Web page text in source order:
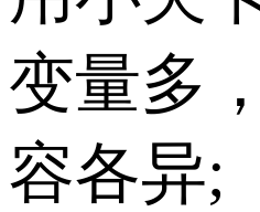
变量多
容各异;